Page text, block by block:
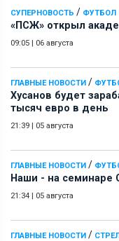
СУПЕРНОВОСТЬ / ФУТБОЛ
«ПСЖ» открыл
09:05 | 06 августа
ГЛАВНЫЕ НОВОСТИ /
Хусанов будет
тысяч евро в день
21:39 | 05 августа
ГЛАВНЫЕ НОВОСТИ /
Наши - на семинаре
21:34 | 05 августа
ГЛАВНЫЕ НОВОСТИ /